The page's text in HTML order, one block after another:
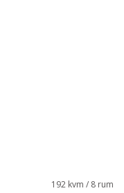
192 kvm / 8 rum